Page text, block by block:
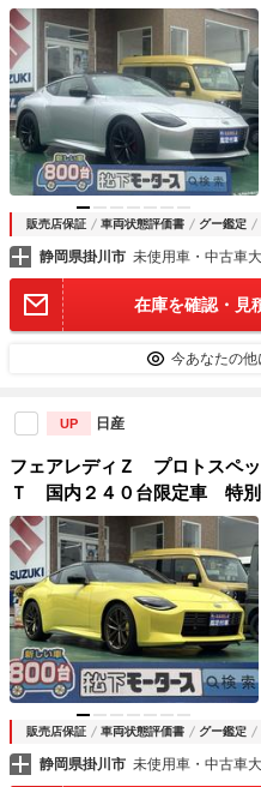
コネクトナビ Ｂモニター Ｅ
ンチ鍛造ＡＷ ３連サブメー
ール
販売店保証 車両状態評価書 グー鑑定
静岡県掛川市 未使用車・中古車
在庫を確認・見
今あなたの他
UP 日産
フェアレディＺ プロトスペ
Ｔ 国内２４０台限定車 特
ＢＯＳＥサウンドシステム
ブレーキキャリパー ＲＡＹＳ
ル
販売店保証 車両状態評価書 グー鑑定
静岡県掛川市 未使用車・中古車